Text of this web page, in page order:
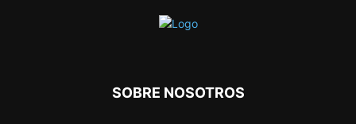
SOBRE NOSOTROS